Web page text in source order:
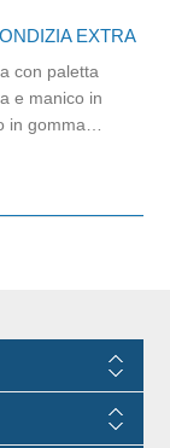
EXTRA
con paletta
e manico in
in gomma